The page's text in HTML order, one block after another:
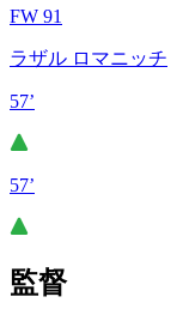
FW 91
ラザル ロマニッチ
57’
57’
監督